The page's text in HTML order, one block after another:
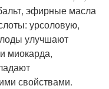
эфирные масла
урсоловую,
улучшают
миокарда,
свойствами.